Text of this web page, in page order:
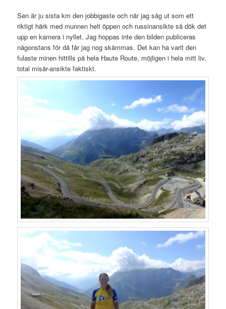
Sen är ju sista km den jobbigaste och när jag såg ut som ett
riktigt härk med munnen helt öppen och russinansikte så dök det
upp en kamera i nyllet. Jag hoppas inte den bilden publiceras
någonstans för då får jag nog skämmas. Det kan ha varit den
fulaste minen hittills på hela Haute Route, möjligen i hela mitt liv,
total misär-ansikte faktiskt.